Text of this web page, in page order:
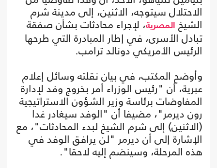
الاحتلال سيتوجه، الاثنين، إلى مدينة شرم
الشيخ المصرية، لإجراء محادثات بشأن صفقة
تبادل الأسرى، في إطار المبادرة التي طرحها
الرئيس الأمريكي دونالد ترامب.
وأوضح المكتب، في بيان نقلته وسائل إعلام
عبرية، أن "رئيس الوزراء أمر بخروج وفد لإدارة
المفاوضات برئاسة وزير الشؤون الاستراتيجية
رون ديرمر"، مضيفا أن "الوفد سيغادر غدا
(الاثنين) إلى شرم الشيخ لبدء المحادثات"، مع
الإشارة إلى أن ديرمر "لن يرافق الوفد في
هذه المرحلة، وسينضم إليه لاحقا".